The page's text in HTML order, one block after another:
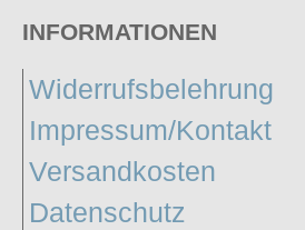
INFORMATIONEN
Widerrufsbelehrung
Impressum/Kontakt
Versandkosten
Datenschutz